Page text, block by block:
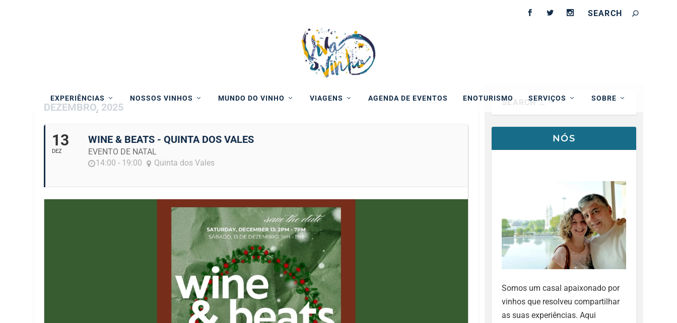
EXPERIÊNCIAS NOSSOS VINHOS MUNDO DO VINHO VIAGENS AGENDA DE EVENTOS ENOTURISMO SERVIÇOS SOBRE
DEZEMBRO, 2025
13
DEZ
WINE & BEATS - QUINTA DOS VALES
EVENTO DE NATAL
14:00 - 19:00
Quinta dos Vales
NÓS
Somos um casal apaixonado por
vinhos que resolveu compartilhar
as suas experiências. Aqui